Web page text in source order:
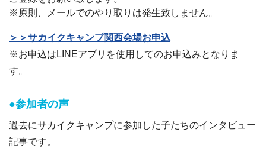
※原則、メールでのやり取りは発生致しません。
＞＞サカイクキャンプ関西会場お申込
※お申込はLINEアプリを使用してのお申込みとなりま
す。
●参加者の声
過去にサカイクキャンプに参加した子たちのインタビュー
記事です。